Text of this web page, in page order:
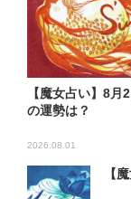
【魔女占い】8
の運勢は？
2026.08.01
【